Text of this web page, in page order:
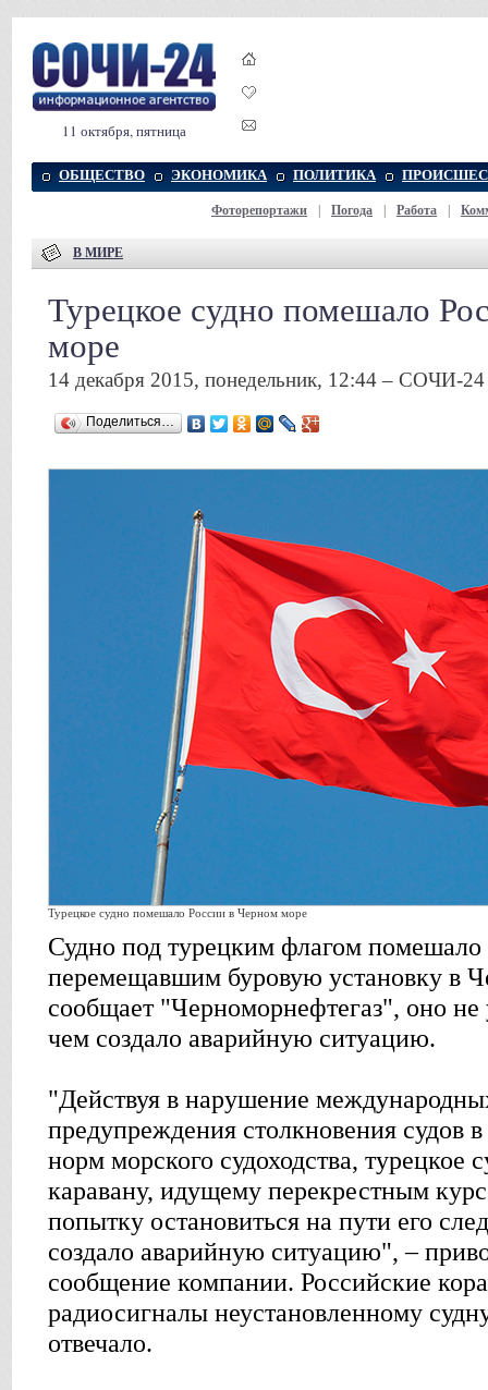
11 октября, пятница
ОБЩЕСТВО ЭКОНОМИКА ПОЛИТИКА
Фоторепортажи Погода Работа
В МИРЕ
Турецкое судно помешало
море
14 декабря 2015, понедельник, 12:44 – СОЧИ-24
Поделиться…
Турецкое судно помешало России в Черном море
Судно под турецким флагом
перемещавшим буровую установку в
сообщает "Черноморнефтегаз", оно не
чем создало аварийную ситуацию.
"Действуя в нарушение
предупреждения столкновения судов
норм морского судоходства, турецкое
каравану, идущему перекрестным
попытку остановиться на пути его
создало аварийную ситуацию", –
сообщение компании. Российские
радиосигналы неустановленному
отвечало.